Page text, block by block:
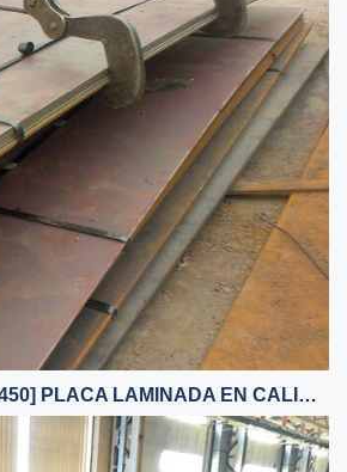
SA572 CLASE 65 [450] PLACA LAMINADA EN CALIENTE EN CHINA